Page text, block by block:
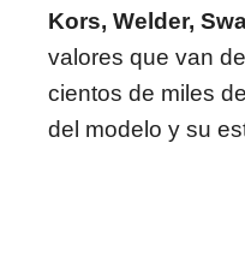
Kors, Welder,
valores que van
cientos de miles
del modelo y su